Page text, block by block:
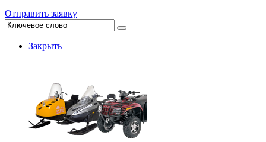
Отправить заявку
Закрыть